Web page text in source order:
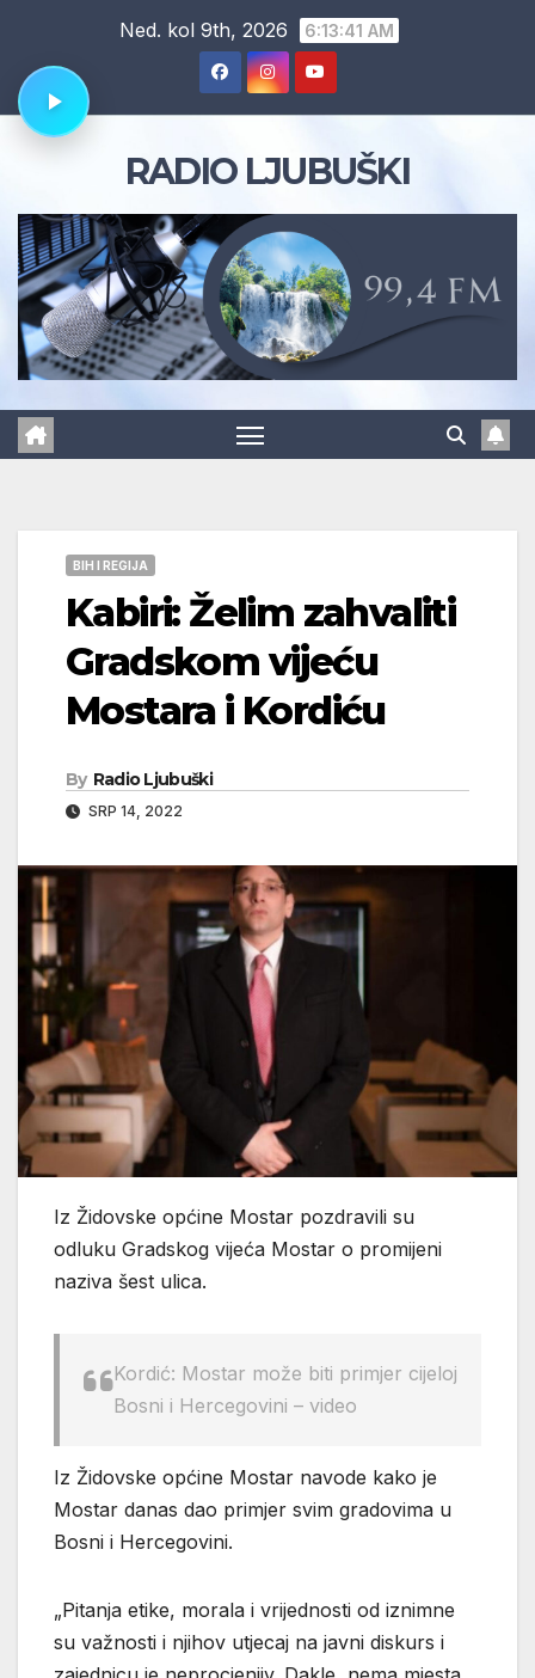
content
Ned. kol 9th, 2026 6:13:42 AM
RADIO LJUBUŠKI
BIH I REGIJA
Kabiri: Želim zahvaliti
Gradskom vijeću
Mostara i Kordiću
By Radio Ljubuški
SRP 14, 2022
Iz Židovske općine Mostar pozdravili su
odluku Gradskog vijeća Mostar o promijeni
naziva šest ulica.
Kordić: Mostar može biti primjer cijeloj
Bosni i Hercegovini – video
Iz Židovske općine Mostar navode kako je
Mostar danas dao primjer svim gradovima u
Bosni i Hercegovini.
„Pitanja etike, morala i vrijednosti od iznimne
su važnosti i njihov utjecaj na javni diskurs i